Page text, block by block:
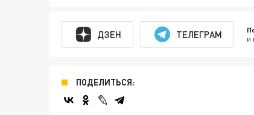
ДЗЕН ТЕЛЕГРАМ и
ПОДЕЛИТЬСЯ: